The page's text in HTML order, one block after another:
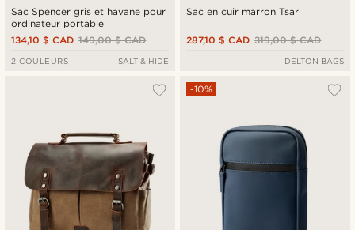
Sac Spencer gris et havane pour
ordinateur portable
149,00 $ CAD
134,10 $ CAD
2 COULEURS SALT & HIDE
Sac en cuir marron Tsar
319,00 $ CAD
287,10 $ CAD
DELTON BAGS
-10%